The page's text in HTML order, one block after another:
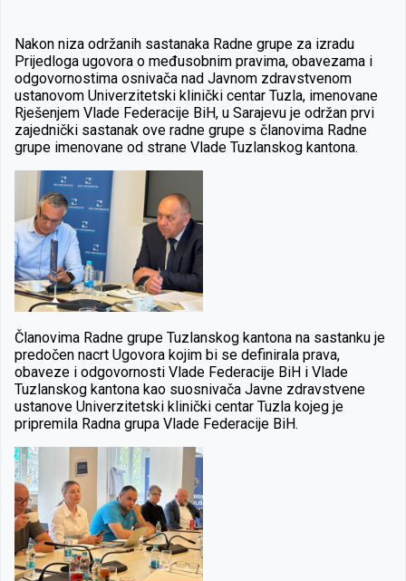
Nakon niza održanih sastanaka Radne grupe za izradu
Prijedloga ugovora o međusobnim pravima, obavezama i
odgovornostima osnivača nad Javnom zdravstvenom
ustanovom Univerzitetski klinički centar Tuzla, imenovane
Rješenjem Vlade Federacije BiH, u Sarajevu je održan prvi
zajednički sastanak ove radne grupe s članovima Radne
grupe imenovane od strane Vlade Tuzlanskog kantona.
Članovima Radne grupe Tuzlanskog kantona na sastanku je
predočen nacrt Ugovora kojim bi se definirala prava,
obaveze i odgovornosti Vlade Federacije BiH i Vlade
Tuzlanskog kantona kao suosnivača Javne zdravstvene
ustanove Univerzitetski klinički centar Tuzla kojeg je
pripremila Radna grupa Vlade Federacije BiH.